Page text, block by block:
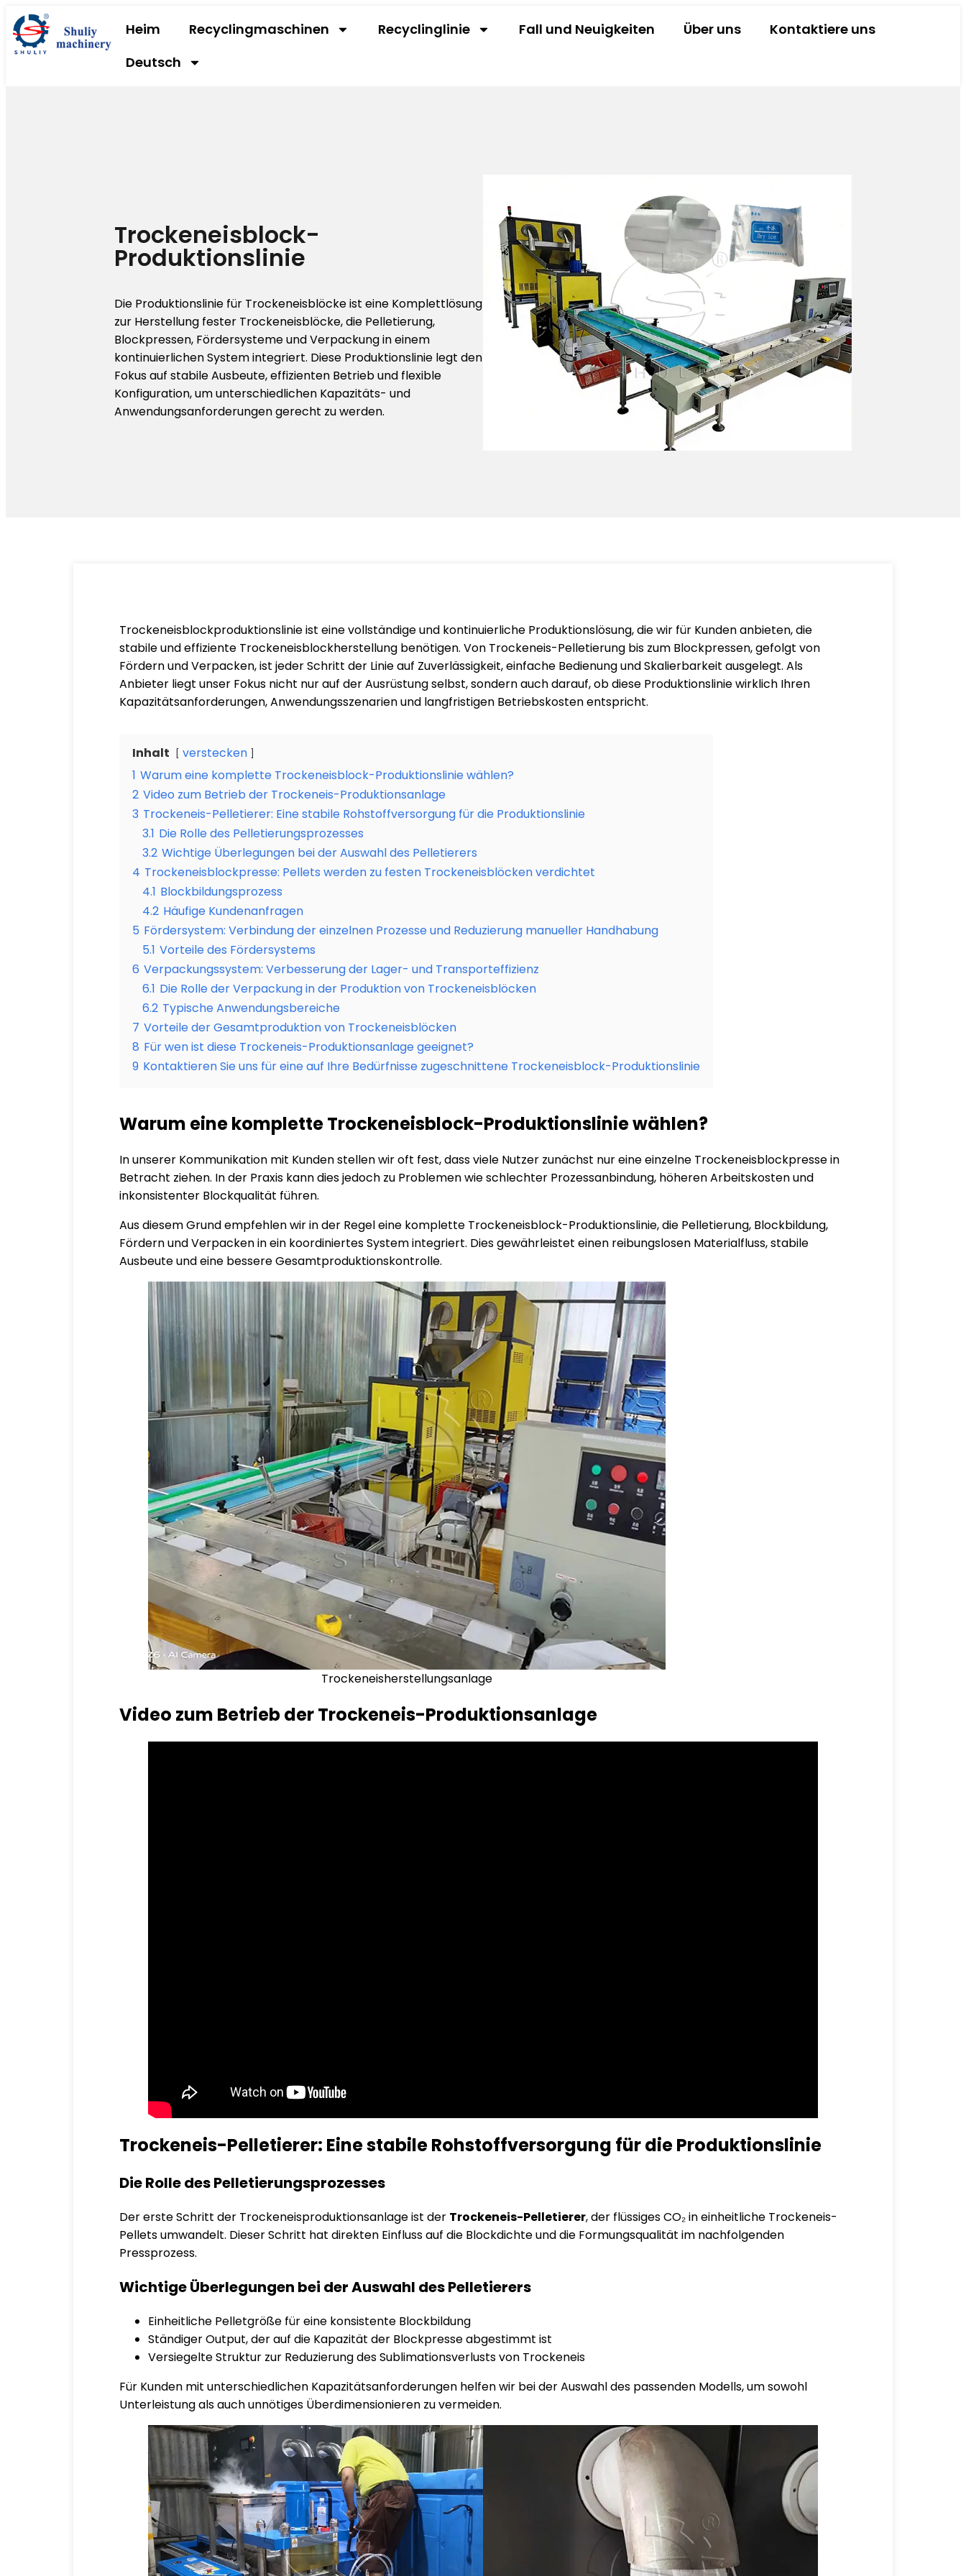
Heim Recyclingmaschinen Recyclinglinie Fall und Neuigkeiten Über uns
Kontaktiere uns
Deutsch
Trockeneisblock-
Produktionslinie
Die Produktionslinie für Trockeneisblöcke ist eine Komplettlösung
zur Herstellung fester Trockeneisblöcke, die Pelletierung,
Blockpressen, Fördersysteme und Verpackung in einem
kontinuierlichen System integriert. Diese Produktionslinie legt den
Fokus auf stabile Ausbeute, effizienten Betrieb und flexible
Konfiguration, um unterschiedlichen Kapazitäts- und
Anwendungsanforderungen gerecht zu werden.
Trockeneisblockproduktionslinie ist eine vollständige und kontinuierliche Produktionslösung, die wir für Kunden anbieten, die
stabile und effiziente Trockeneisblockherstellung benötigen. Von Trockeneis-Pelletierung bis zum Blockpressen, gefolgt von
Fördern und Verpacken, ist jeder Schritt der Linie auf Zuverlässigkeit, einfache Bedienung und Skalierbarkeit ausgelegt. Als
Anbieter liegt unser Fokus nicht nur auf der Ausrüstung selbst, sondern auch darauf, ob diese Produktionslinie wirklich Ihren
Kapazitätsanforderungen, Anwendungsszenarien und langfristigen Betriebskosten entspricht.
Inhalt
verstecken
1 Warum eine komplette Trockeneisblock-Produktionslinie wählen?
2 Video zum Betrieb der Trockeneis-Produktionsanlage
3 Trockeneis-Pelletierer: Eine stabile Rohstoffversorgung für die Produktionslinie
3.1 Die Rolle des Pelletierungsprozesses
3.2 Wichtige Überlegungen bei der Auswahl des Pelletierers
4 Trockeneisblockpresse: Pellets werden zu festen Trockeneisblöcken verdichtet
4.1 Blockbildungsprozess
4.2 Häufige Kundenanfragen
5 Fördersystem: Verbindung der einzelnen Prozesse und Reduzierung manueller Handhabung
5.1 Vorteile des Fördersystems
6 Verpackungssystem: Verbesserung der Lager- und Transporteffizienz
6.1 Die Rolle der Verpackung in der Produktion von Trockeneisblöcken
6.2 Typische Anwendungsbereiche
7 Vorteile der Gesamtproduktion von Trockeneisblöcken
8 Für wen ist diese Trockeneis-Produktionsanlage geeignet?
9 Kontaktieren Sie uns für eine auf Ihre Bedürfnisse zugeschnittene Trockeneisblock-Produktionslinie
Warum eine komplette Trockeneisblock-Produktionslinie wählen?
In unserer Kommunikation mit Kunden stellen wir oft fest, dass viele Nutzer zunächst nur eine einzelne Trockeneisblockpresse in
Betracht ziehen. In der Praxis kann dies jedoch zu Problemen wie schlechter Prozessanbindung, höheren Arbeitskosten und
inkonsistenter Blockqualität führen.
Aus diesem Grund empfehlen wir in der Regel eine komplette Trockeneisblock-Produktionslinie, die Pelletierung, Blockbildung,
Fördern und Verpacken in ein koordiniertes System integriert. Dies gewährleistet einen reibungslosen Materialfluss, stabile
Ausbeute und eine bessere Gesamtproduktionskontrolle.
Trockeneisherstellungsanlage
Video zum Betrieb der Trockeneis-Produktionsanlage
Trockeneis-Pelletierer: Eine stabile Rohstoffversorgung für die Produktionslinie
Die Rolle des Pelletierungsprozesses
Der erste Schritt der Trockeneisproduktionsanlage ist der Trockeneis-Pelletierer, der flüssiges CO₂ in einheitliche Trockeneis-
Pellets umwandelt. Dieser Schritt hat direkten Einfluss auf die Blockdichte und die Formungsqualität im nachfolgenden
Pressprozess.
Wichtige Überlegungen bei der Auswahl des Pelletierers
Einheitliche Pelletgröße für eine konsistente Blockbildung
Ständiger Output, der auf die Kapazität der Blockpresse abgestimmt ist
Versiegelte Struktur zur Reduzierung des Sublimationsverlusts von Trockeneis
Für Kunden mit unterschiedlichen Kapazitätsanforderungen helfen wir bei der Auswahl des passenden Modells, um sowohl
Unterleistung als auch unnötiges Überdimensionieren zu vermeiden.